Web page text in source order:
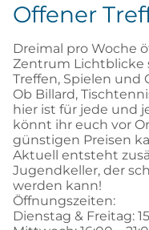
Offener
Dreimal pro Woche
Zentrum Lichtblicke
Treffen, Spielen und
Ob Billard,
hier ist für jede und
könnt ihr euch vor
günstigen Preisen
Aktuell entsteht
Jugendkeller, der
werden kann!
Öffnungszeiten:
Dienstag & Freitag: